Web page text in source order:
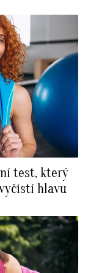
test, který
hlavu